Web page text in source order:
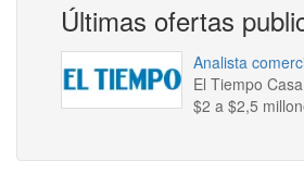
Últimas ofertas
Analista
El Tiempo
$2 a $2,5